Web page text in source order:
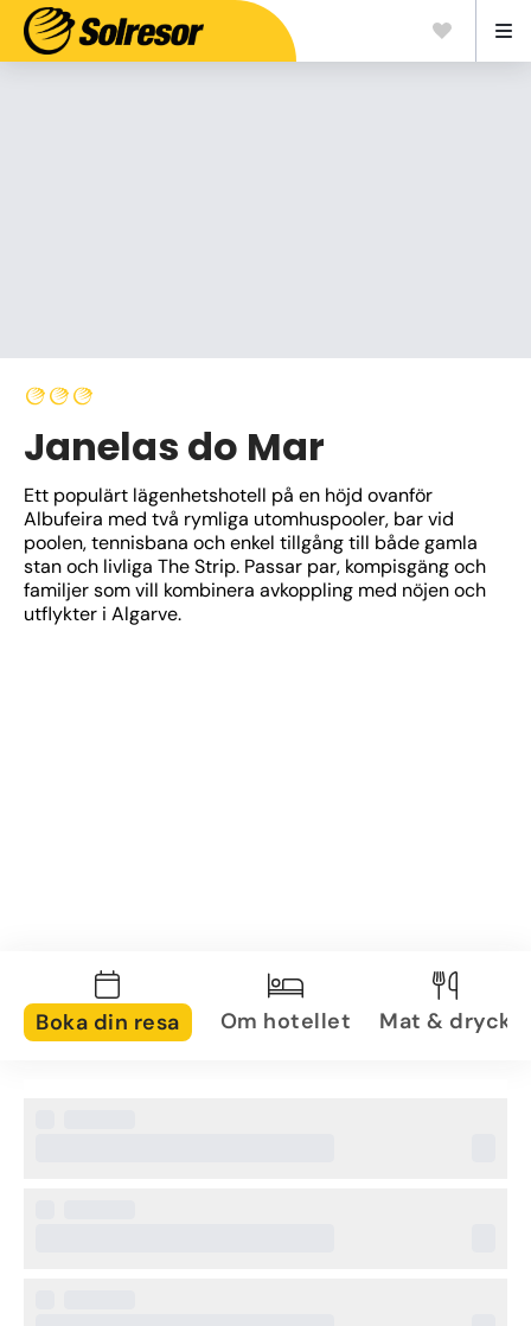
Janelas do Mar
Ett populärt lägenhetshotell på en höjd ovanför
Albufeira med två rymliga utomhuspooler, bar vid
poolen, tennisbana och enkel tillgång till både gamla
stan och livliga The Strip. Passar par, kompisgäng och
familjer som vill kombinera avkoppling med nöjen och
utflykter i Algarve.
Boka din resa Om hotellet Mat & dryck